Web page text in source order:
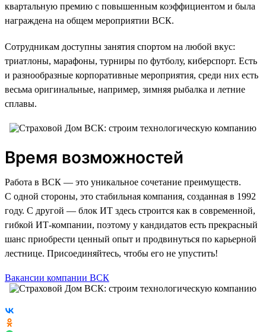
квартальную премию с повышенным коэффициентом и была
награждена на общем мероприятии ВСК.
Сотрудникам доступны занятия спортом на любой вкус:
триатлоны, марафоны, турниры по футболу, киберспорт. Есть
и разнообразные корпоративные мероприятия, среди них есть
весьма оригинальные, например, зимняя рыбалка и летние
сплавы.
Время возможностей
Работа в ВСК — это уникальное сочетание преимуществ.
С одной стороны, это стабильная компания, созданная в 1992
году. С другой — блок ИТ здесь строится как в современной,
гибкой ИТ-компании, поэтому у кандидатов есть прекрасный
шанс приобрести ценный опыт и продвинуться по карьерной
лестнице. Присоединяйтесь, чтобы его не упустить!
Вакансии компании ВСК